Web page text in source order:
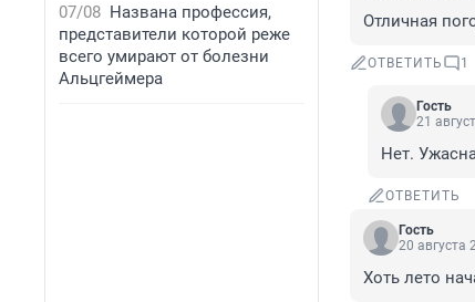
07/08 Названа профессия,
представители которой реже
всего умирают от болезни
Альцгеймера
Отличная
ОТВЕТИТЬ 1
Гость
21
Нет.
ОТВЕТИТЬ
Гость
20 августа
Хоть лето